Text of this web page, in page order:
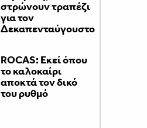
στρώνουν τραπέζι
για τον
Δεκαπενταύγουστο
ROCAS: Εκεί όπου
το καλοκαίρι
αποκτά τον δικό
του ρυθμό